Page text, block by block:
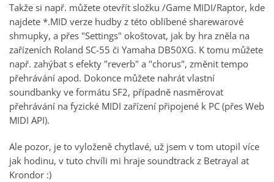
Takže si např. můžete otevřít složku /Game MIDI/Raptor, kde
najdete *.MID verze hudby z této oblíbené sharewarové
shmupky, a přes "Settings" okoštovat, jak by hra zněla na
zařízeních Roland SC-55 či Yamaha DB50XG. K tomu můžete
např. zahýbat s efekty "reverb" a "chorus", změnit tempo
přehrávání apod. Dokonce můžete nahrát vlastní
soundbanky ve formátu SF2, případně nasměrovat
přehrávání na fyzické MIDI zařízení připojené k PC (přes Web
MIDI API).
Ale pozor, je to vyloženě chytlavé, už jsem v tom utopil více
jak hodinu, v tuto chvíli mi hraje soundtrack z Betrayal at
Krondor :)